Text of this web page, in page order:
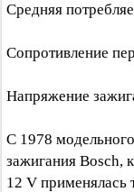
Средняя
Сопротивление
Напряжение
С 1978
зажигания Bosch,
12 V применялась